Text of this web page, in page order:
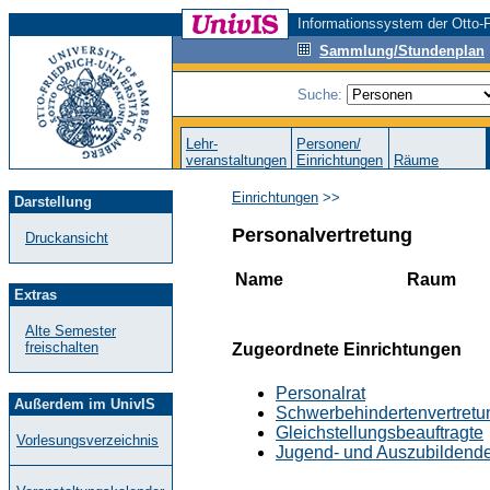
Informationssystem der
Sammlung/Stundenplan
Suche:
Lehr-
veranstaltungen
Personen/
Einrichtungen
Räume
Darstellung
Druckansicht
Extras
Alte Semester
freischalten
Außerdem im UnivIS
Vorlesungsverzeichnis
Einrichtungen >>
Personalvertretung
Name Raum
Zugeordnete Einrichtungen
Personalrat
Gleichstellungsbeauftragte
Jugend- und